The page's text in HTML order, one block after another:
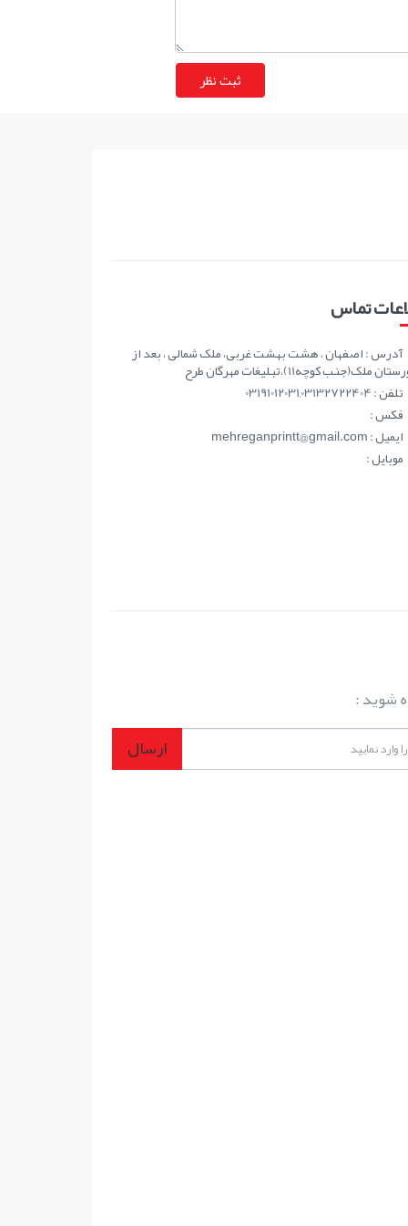
تماس
آدرس : اصفهان ، هشت بهشت غربی، ملک شمالی ، بعد از
ملک(جنب کوچه11)،تبلیغات مهرگان طرح
تلفن : 03191012031,03132722404
فکس :
ايميل : mehreganprintt@gmail.com
موبايل :
شوید :
ارسال